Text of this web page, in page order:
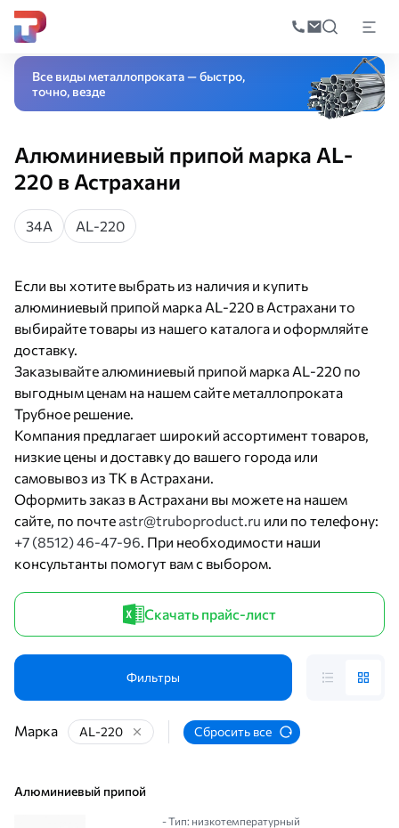
по
Главная Сварочное оборудование и инструментПрипой
Все виды металлопроката — быстро,
точно, везде
Алюминиевый припой марка AL-
220 в Астрахани
34А AL-220
Если вы хотите выбрать из наличия и купить
алюминиевый припой марка AL-220 в Астрахани то
выбирайте товары из нашего каталога и оформляйте
доставку.
Заказывайте алюминиевый припой марка AL-220 по
выгодным ценам на нашем сайте металлопроката
Трубное решение.
Компания предлагает широкий ассортимент товаров,
низкие цены и доставку до вашего города или
самовывоз из ТК в Астрахани.
Оформить заказ в Астрахани вы можете на нашем
сайте, по почте astr@truboproduct.ru или по телефону:
+7 (8512) 46-47-96. При необходимости наши
консультанты помогут вам с выбором.
Скачать прайс-лист
Фильтры
Марка AL-220 Сбросить все
Алюминиевый припой
- Тип: низкотемпературный